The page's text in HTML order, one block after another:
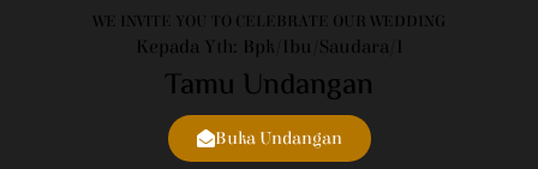
WE INVITE YOU TO CELEBRATE OUR WEDDING
Kepada Yth: Bpk/Ibu/Saudara/i
Tamu Undangan
Buka Undangan